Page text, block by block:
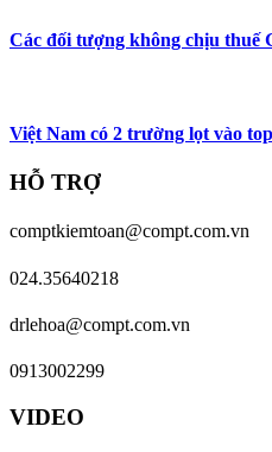
Các đối tượng không chịu thuế
Việt Nam có 2 trường lọt vào
HỖ TRỢ
comptkiemtoan@compt.com.vn
024.35640218
drlehoa@compt.com.vn
0913002299
VIDEO